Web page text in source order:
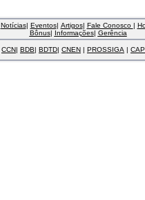
Notícias| Eventos| Artigos| Fale Conosco |
Bônus| Informações| Gerência
CCN| BDB| BDTD| CNEN | PROSSIGA |